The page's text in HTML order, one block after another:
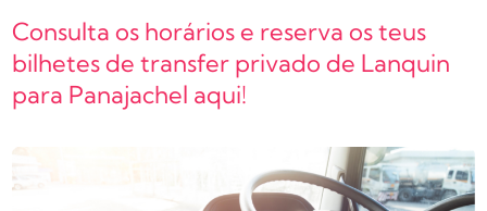
Consulta os horários e reserva os teus
bilhetes de transfer privado de Lanquin
para Panajachel aqui!